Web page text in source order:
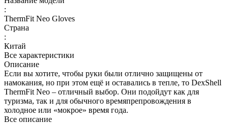
:
ThermFit Neo Gloves
Страна
:
Китай
Все характеристики
Описание
Если вы хотите, чтобы руки были отлично защищены от
намокания, но при этом ещё и оставались в тепле, то DexShell
ThermFit Neo – отличный выбор. Они подойдут как для
туризма, так и для обычного времяпрепровождения в
холодное или «мокрое» время года.
Все описание